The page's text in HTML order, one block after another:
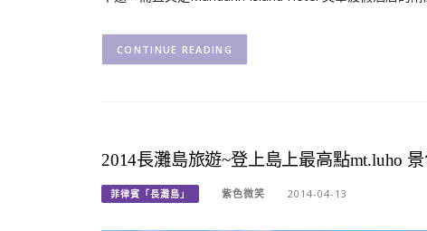
CONTINUE READING
2014長灘島旅遊~登上島上最高點mt.luho
菲律賓「長灘島」 紫色微笑 2014-04-13